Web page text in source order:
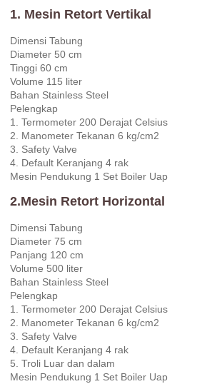
1. Mesin Retort Vertikal
Dimensi Tabung
Diameter 50 cm
Tinggi 60 cm
Volume 115 liter
Bahan Stainless Steel
Pelengkap
1. Termometer 200 Derajat Celsius
2. Manometer Tekanan 6 kg/cm2
3. Safety Valve
4. Default Keranjang 4 rak
Mesin Pendukung 1 Set Boiler Uap
2.Mesin Retort Horizontal
Dimensi Tabung
Diameter 75 cm
Panjang 120 cm
Volume 500 liter
Bahan Stainless Steel
Pelengkap
1. Termometer 200 Derajat Celsius
2. Manometer Tekanan 6 kg/cm2
3. Safety Valve
4. Default Keranjang 4 rak
5. Troli Luar dan dalam
Mesin Pendukung 1 Set Boiler Uap